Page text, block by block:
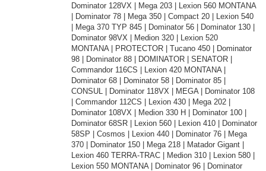
Dominator 128VX | Mega 203 | Lexion 560 MONTANA
| Dominator 78 | Mega 350 | Compact 20 | Lexion 540
| Mega 370 TYP 845 | Dominator 56 | Dominator 130 |
Dominator 98VX | Medion 320 | Lexion 520
MONTANA | PROTECTOR | Tucano 450 | Dominator
98 | Dominator 88 | DOMINATOR | SENATOR |
Commandor 116CS | Lexion 420 MONTANA |
Dominator 68 | Dominator 58 | Dominator 85 |
CONSUL | Dominator 118VX | MEGA | Dominator 108
| Commandor 112CS | Lexion 430 | Mega 202 |
Dominator 108VX | Medion 330 H | Dominator 100 |
Dominator 68SR | Lexion 560 | Lexion 410 | Dominator
58SP | Cosmos | Lexion 440 | Dominator 76 | Mega
370 | Dominator 150 | Mega 218 | Matador Gigant |
Lexion 460 TERRA-TRAC | Medion 310 | Lexion 580 |
Lexion 550 MONTANA | Dominator 96 | Dominator